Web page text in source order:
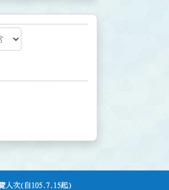
人次(自105.7.15起)